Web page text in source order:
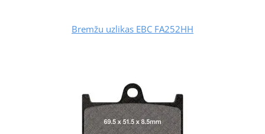
Bremžu uzlikas EBC FA252HH